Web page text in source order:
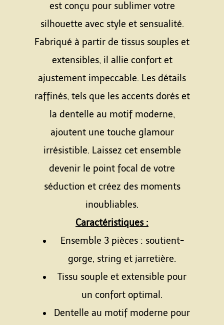
est conçu pour sublimer votre
silhouette avec style et sensualité.
Fabriqué à partir de tissus souples et
extensibles, il allie confort et
ajustement impeccable. Les détails
raffinés, tels que les accents dorés et
la dentelle au motif moderne,
ajoutent une touche glamour
irrésistible. Laissez cet ensemble
devenir le point focal de votre
séduction et créez des moments
inoubliables.
Caractéristiques :
Ensemble 3 pièces : soutient-
gorge, string et jarretière.
Tissu souple et extensible pour
un confort optimal.
Dentelle au motif moderne pour